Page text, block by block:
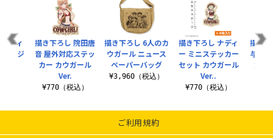
描き下ろし 6人のカ
ウガール ニュース
ペーパーバッグ
¥3,960（税込）
描き下ろし ナディ
ー ミニステッカー
セット カウガール
Ver..
¥770（税込）
描き
与 屋
カー
ディ
ッジ
描き下ろし 院田唐
音 屋外対応ステッ
カー カウガール
Ver.
¥770（税込）
ご利用規約